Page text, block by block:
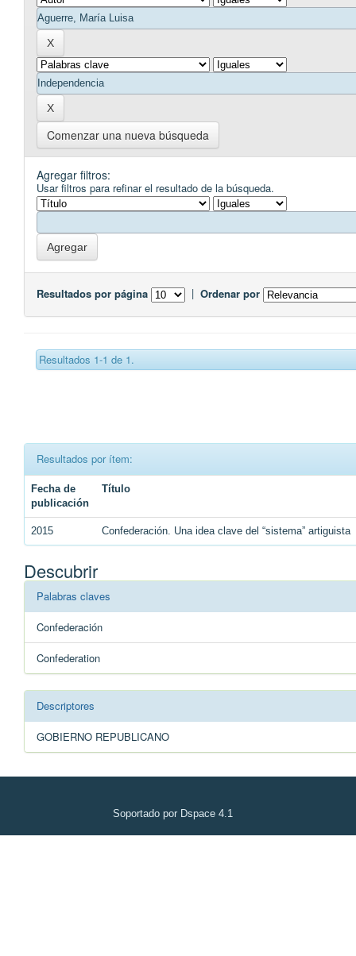
Comenzar una nueva búsqueda
Agregar filtros:
Usar filtros para refinar el resultado de la búsqueda.
Resultados por página | Ordenar por
Resultados 1-1 de 1.
Resultados por ítem:
Fecha de
publicación
Título
2015 Confederación. Una idea clave del “sistema” artiguista
Descubrir
Palabras claves
Confederación
Confederation
Descriptores
GOBIERNO REPUBLICANO
Soportado por Dspace 4.1